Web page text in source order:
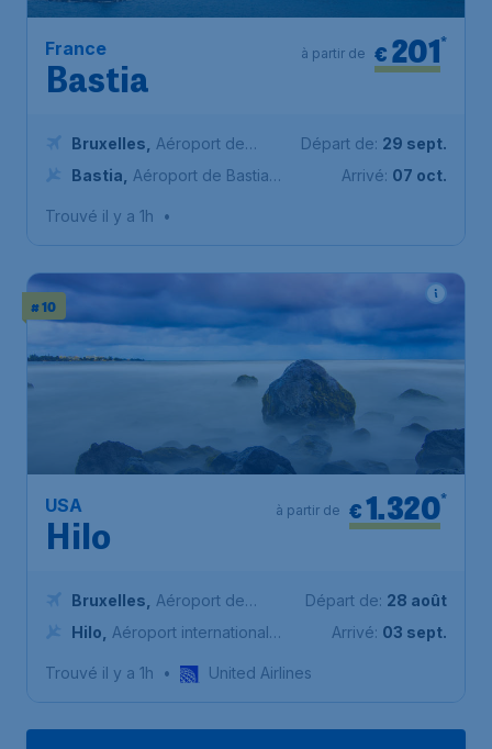
France
Bastia
€ 201*
à partir de
Bruxelles
Aéroport de
Bruxelles-National
Bastia
Aéroport de Bastia
Départ de: 29 sept.
Arrivé: 07 oct.
Trouvé il y a 1h •
# 10
USA
Hilo
€1.320*
à partir de
Bruxelles
Aéroport de
Bruxelles-National
Hilo
Aéroport international
Départ de: 28 août
Arrivé: 03 sept.
Trouvé il y a 1h • United Airlines